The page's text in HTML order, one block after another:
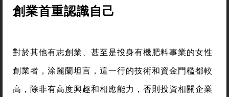
創業首重認識自己
對於其他有志創業、甚至是投身有機肥料事業的女性
創業者，涂麗蘭坦言，這一行的技術和資金門檻都較
高，除非有高度興趣和相應能力，否則投資相關企業